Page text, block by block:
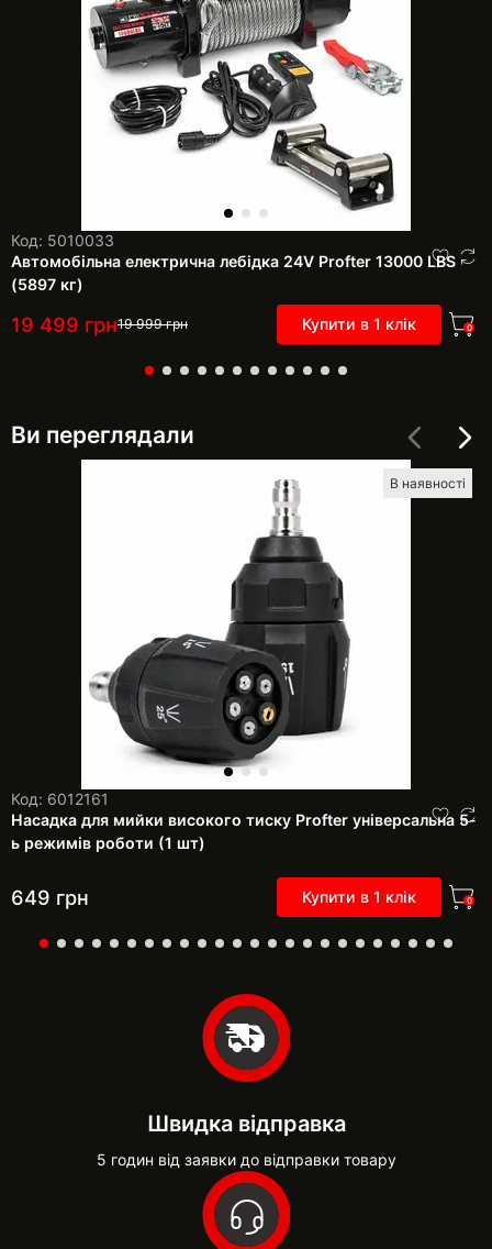
Код: 5010033
Автомобільна електрична лебідка 24V Profter 13000 LBS
(5897 кг)
19 499 грн19 999грн Купити в 1 клік 0
Ви переглядали
В наявності
Код: 6012161
Насадка для мийки високого тиску Profter універсальна 5-
ь режимів роботи (1 шт)
649 грн Купити в 1 клік 0
Швидка відправка
5 годин від заявки до відправки товару